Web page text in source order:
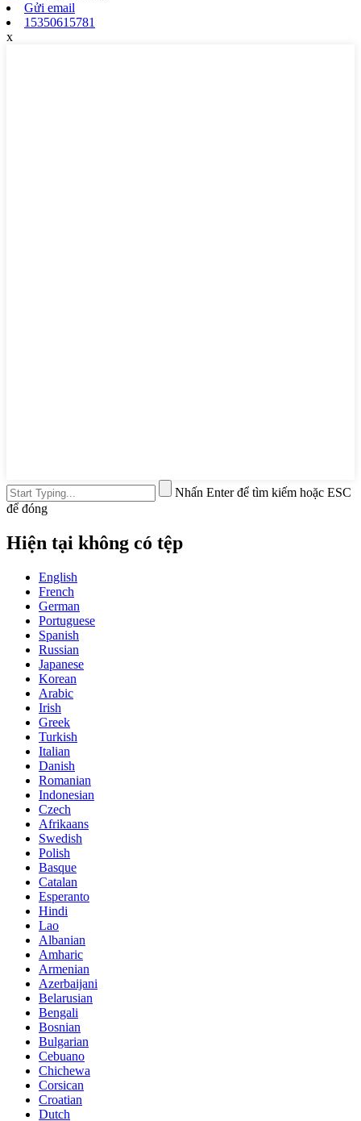
Gửi email
15350615781
x
Nhấn Enter để tìm kiếm hoặc ESC
để đóng
Hiện tại không có tệp
English
French
German
Portuguese
Spanish
Russian
Japanese
Korean
Arabic
Irish
Greek
Turkish
Italian
Danish
Romanian
Indonesian
Czech
Afrikaans
Swedish
Polish
Basque
Catalan
Esperanto
Hindi
Lao
Albanian
Amharic
Armenian
Azerbaijani
Belarusian
Bengali
Bosnian
Bulgarian
Cebuano
Chichewa
Corsican
Croatian
Dutch